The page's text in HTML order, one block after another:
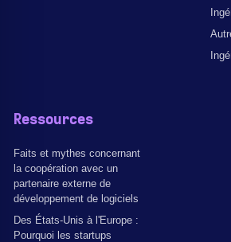
Ressources
Faits et mythes concernant
la coopération avec un
partenaire externe de
développement de logiciels
Des États-Unis à l'Europe :
Pourquoi les startups